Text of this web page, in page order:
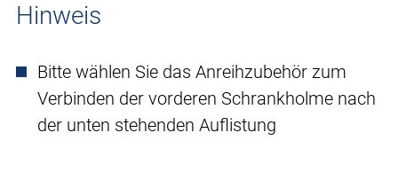
Hinweis
Bitte wählen Sie das Anreihzubehör zum
Verbinden der vorderen Schrankholme nach
der unten stehenden Auflistung